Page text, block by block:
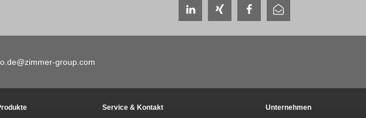
group.com
Service & Kontakt
Unternehmen